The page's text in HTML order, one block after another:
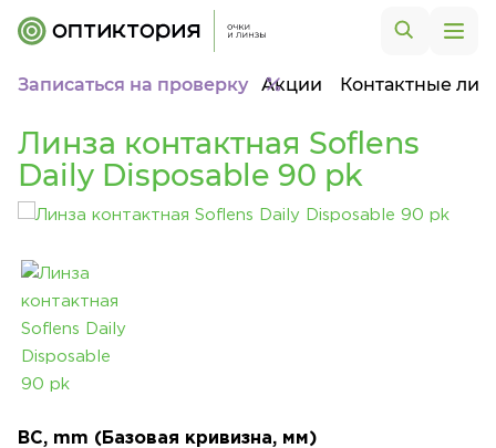
Записаться на проверку Акции Контактные
Линза контактная Soflens
Daily Disposable 90 pk
BC, mm (Базовая кривизна, мм)